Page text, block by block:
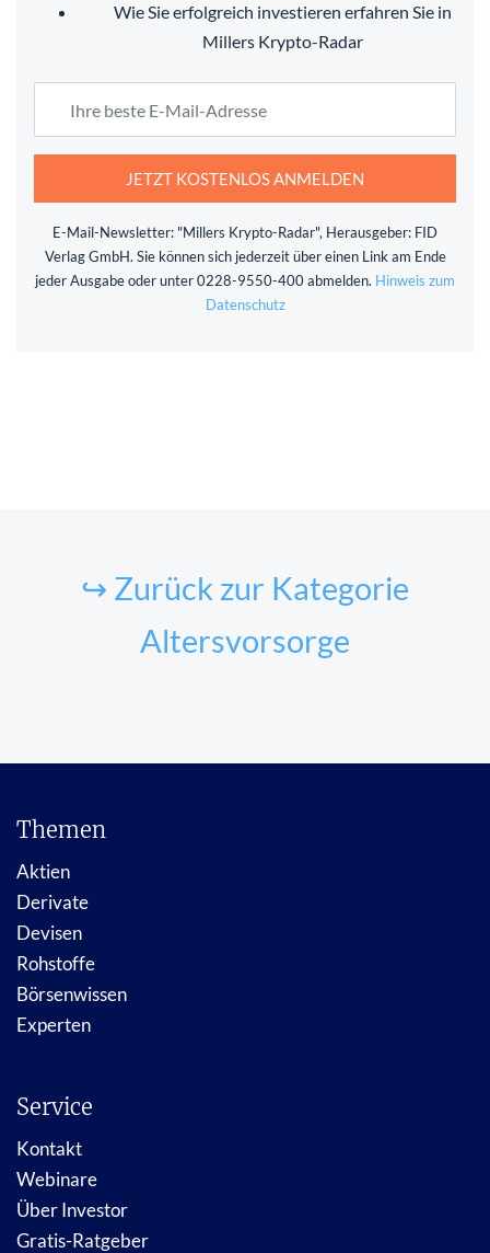
Wie Sie erfolgreich investieren erfahren Sie in
Millers Krypto-Radar
JETZT KOSTENLOS ANMELDEN
E-Mail-Newsletter: "Millers Krypto-Radar", Herausgeber: FID
Verlag GmbH. Sie können sich jederzeit über einen Link am Ende
jeder Ausgabe oder unter 0228-9550-400 abmelden. Hinweis zum
Datenschutz
↪ Zurück zur Kategorie
Altersvorsorge
Themen
Aktien
Derivate
Devisen
Rohstoffe
Börsenwissen
Experten
Service
Kontakt
Webinare
Über Investor
Gratis-Ratgeber